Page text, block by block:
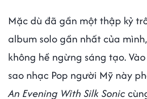
Mặc dù đã gần một thập kỷ
album solo gần nhất của
không hề ngừng sáng tạo.
sao nhạc Pop người Mỹ này
An Evening With Silk Sonic